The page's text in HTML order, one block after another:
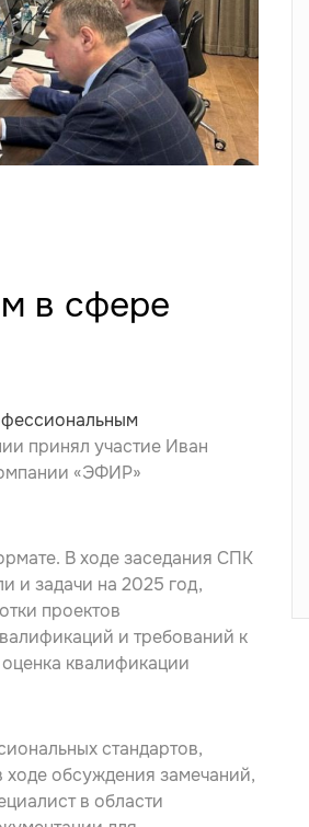
в сфере
принял участие Иван
«ЭФИР»
В ходе заседания СПК
и задачи на 2025 год,
проектов
и требований к
квалификации
стандартов,
обсуждения замечаний,
в области